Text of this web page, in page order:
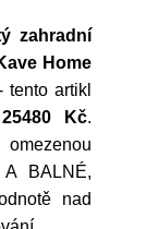
zahradní
Home
tento artikl
25480 Kč.
A BALNÉ,
nad